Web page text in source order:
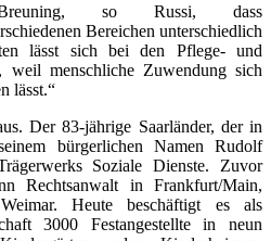
so Russi, dass
Bereichen unterschiedlich
lässt sich bei den Pflege- und
weil menschliche Zuwendung sich
lässt.“
Der 83-jährige Saarländer, der in
bürgerlichen Namen Rudolf
Soziale Dienste. Zuvor
Rechtsanwalt in Frankfurt/Main,
Heute beschäftigt es als
3000 Festangestellte in neun